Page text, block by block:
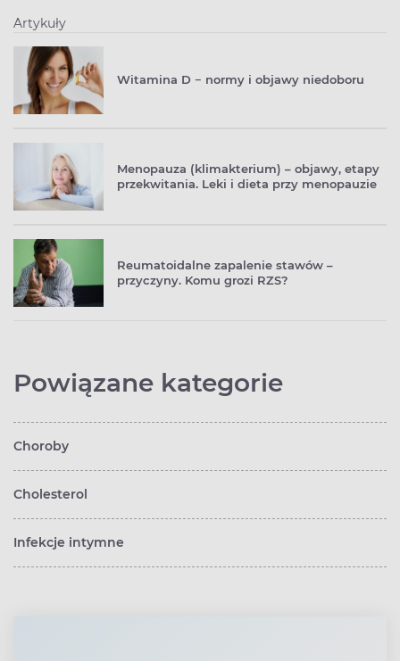
Artykuły
Witamina D − normy i objawy niedoboru
Menopauza (klimakterium) – objawy, etapy
przekwitania. Leki i dieta przy menopauzie
Reumatoidalne zapalenie stawów –
przyczyny. Komu grozi RZS?
Powiązane kategorie
Choroby
Cholesterol
Infekcje intymne